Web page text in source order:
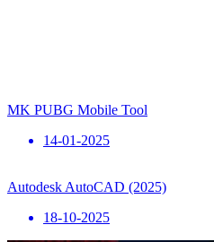
MK PUBG Mobile Tool
14-01-2025
Autodesk AutoCAD (2025)
18-10-2025